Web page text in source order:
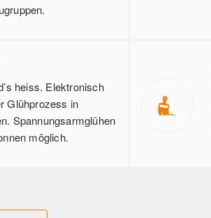
heiss. Elektronisch
Glühprozess in
Spannungsarmglühen
möglich.